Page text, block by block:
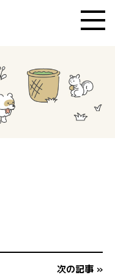
次の記事 »